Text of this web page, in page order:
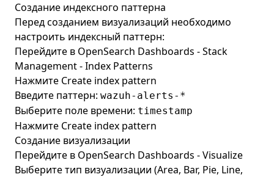
Создание индексного паттерна
Перед созданием визуализаций необходимо
настроить индексный паттерн:
Перейдите в OpenSearch Dashboards - Stack
Management - Index Patterns
Нажмите Create index pattern
Введите паттерн: wazuh-alerts-*
Выберите поле времени: timestamp
Нажмите Create index pattern
Создание визуализации
Перейдите в OpenSearch Dashboards - Visualize
Выберите тип визуализации (Area, Bar, Pie, Line,